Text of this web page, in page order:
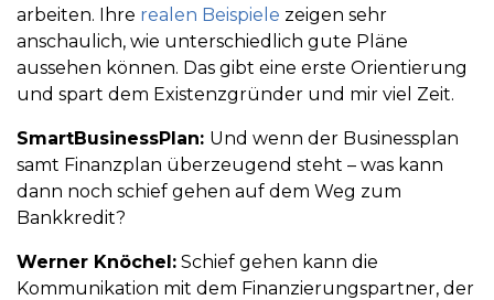
arbeiten. Ihre realen Beispiele zeigen sehr
anschaulich, wie unterschiedlich gute Pläne
aussehen können. Das gibt eine erste Orientierung
und spart dem Existenzgründer und mir viel Zeit.
SmartBusinessPlan: Und wenn der Businessplan
samt Finanzplan überzeugend steht – was kann
dann noch schief gehen auf dem Weg zum
Bankkredit?
Werner Knöchel: Schief gehen kann die
Kommunikation mit dem Finanzierungspartner, der